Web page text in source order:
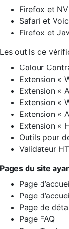
Firefox et
Safari et
Firefox et
Les outils de
Colour
Extension «
Extension «
Extension «
Extension «
Extension «
Outils pour
Validateur
Pages du site
Page
Page
Page de
Page FAQ